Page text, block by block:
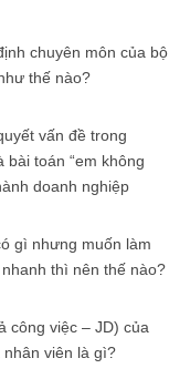
chuyên môn của bộ
thế nào?
vấn đề trong
bài toán “em không
doanh nghiệp
gì nhưng muốn làm
thì nên thế nào?
công việc – JD) của
viên là gì?